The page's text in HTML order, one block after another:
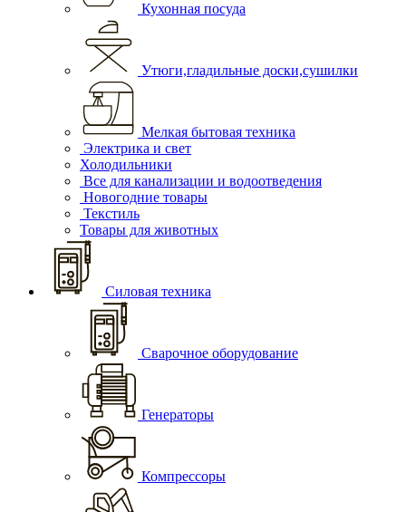
Кухонная посуда
Утюги,гладильные доски,сушилки
Мелкая бытовая техника
Электрика и свет
Холодильники
Все для канализации и водоотведения
Новогодние товары
Текстиль
Товары для животных
Силовая техника
Сварочное оборудование
Генераторы
Компрессоры